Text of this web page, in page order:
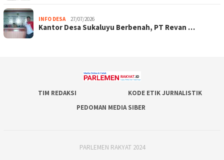
INFO DESA 27/07/2026
Kantor Desa Sukaluyu Berbenah, PT Revan …
TIM REDAKSI
KODE ETIK JURNALISTIK
PEDOMAN MEDIA SIBER
PARLEMEN RAKYAT 2024